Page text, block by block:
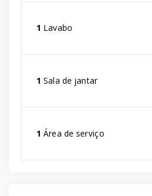
1 Lavabo
1 Sala de jantar
1 Área de serviço